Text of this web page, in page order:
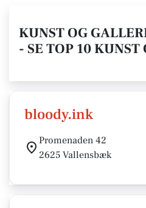
KUNST OG
- SE TOP 10
bloody.ink
Promenaden 42
2625 Vallensbæk